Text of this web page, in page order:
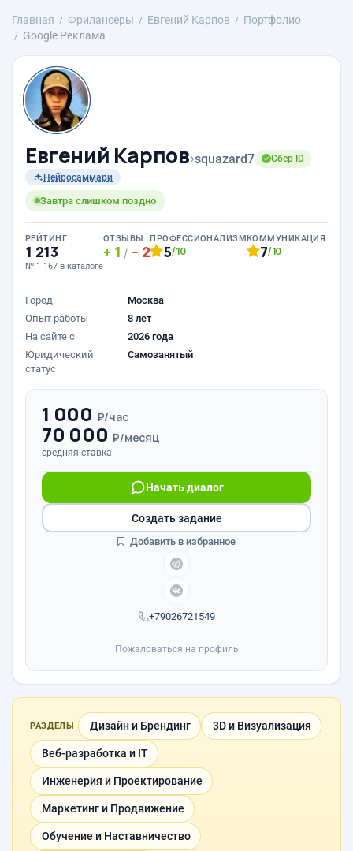
Главная Фрилансеры Евгений Карпов
Портфолио
Google Реклама
Евгений Карпов›squazard7
Сбер ID
Нейросаммари
Завтра слишком поздно
РЕЙТИНГ
1 213
№ 1 167 в каталоге
ОТЗЫВЫ
1 / 2
ПРОФЕССИОНАЛИЗМ
5/10
КОММУНИКАЦИЯ
7/10
Город
Москва
Опыт работы
8 лет
На сайте с
2026 года
Юридический
статус
Самозанятый
1 000 ₽/час
70 000 ₽/месяц
средняя ставка
+79026721549
Начать диалог
Создать задание
Добавить в избранное
Пожаловаться на профиль
РАЗДЕЛЫ Дизайн и Брендинг 3D и Визуализация
Веб-разработка и IT
Инженерия и Проектирование
Маркетинг и Продвижение
Обучение и Наставничество